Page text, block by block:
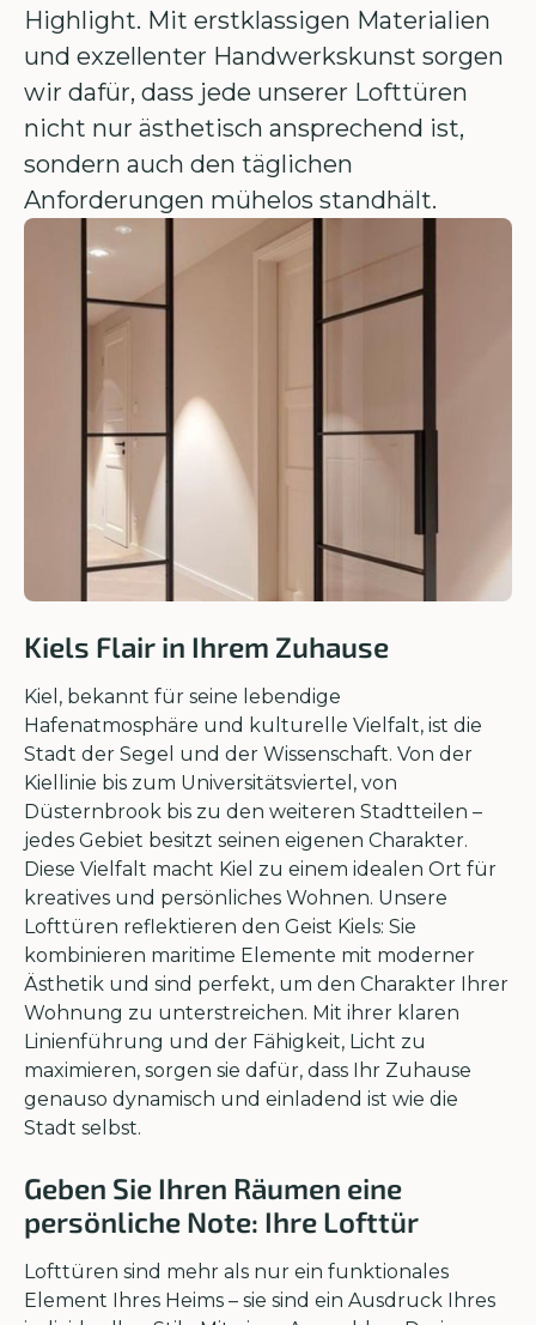
Highlight. Mit erstklassigen Materialien
und exzellenter Handwerkskunst sorgen
wir dafür, dass jede unserer Lofttüren
nicht nur ästhetisch ansprechend ist,
sondern auch den täglichen
Anforderungen mühelos standhält.
Kiels Flair in Ihrem Zuhause
Kiel, bekannt für seine lebendige
Hafenatmosphäre und kulturelle Vielfalt, ist die
Stadt der Segel und der Wissenschaft. Von der
Kiellinie bis zum Universitätsviertel, von
Düsternbrook bis zu den weiteren Stadtteilen –
jedes Gebiet besitzt seinen eigenen Charakter.
Diese Vielfalt macht Kiel zu einem idealen Ort für
kreatives und persönliches Wohnen. Unsere
Lofttüren reflektieren den Geist Kiels: Sie
kombinieren maritime Elemente mit moderner
Ästhetik und sind perfekt, um den Charakter Ihrer
Wohnung zu unterstreichen. Mit ihrer klaren
Linienführung und der Fähigkeit, Licht zu
maximieren, sorgen sie dafür, dass Ihr Zuhause
genauso dynamisch und einladend ist wie die
Stadt selbst.
Geben Sie Ihren Räumen eine
persönliche Note: Ihre Lofttür
Lofttüren sind mehr als nur ein funktionales
Element Ihres Heims – sie sind ein Ausdruck Ihres